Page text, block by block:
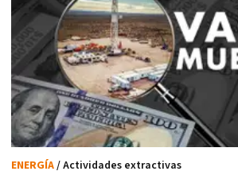
ENERGÍA/ Actividades extractivas